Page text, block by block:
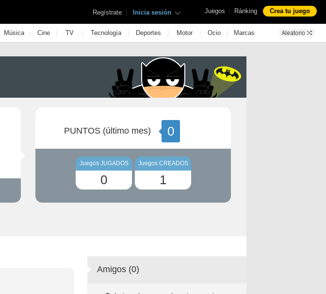
Juegos | Ránking Crea tu juego
Regístrate | Inicia sesión
Música | Cine | TV | Tecnología | Deportes | Motor | Ocio | Marcas
PUNTOS (último mes) 0
Juegos JUGADOS
0
Juegos CREADOS
1
Amigos (0)